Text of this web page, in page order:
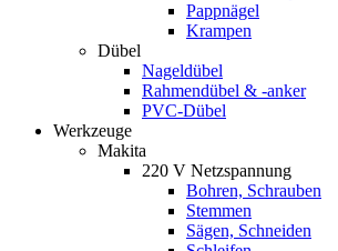
Pappnägel
Krampen
Dübel
Nageldübel
Rahmendübel & -anker
PVC-Dübel
Werkzeuge
Makita
220 V Netzspannung
Bohren, Schrauben
Stemmen
Sägen, Schneiden